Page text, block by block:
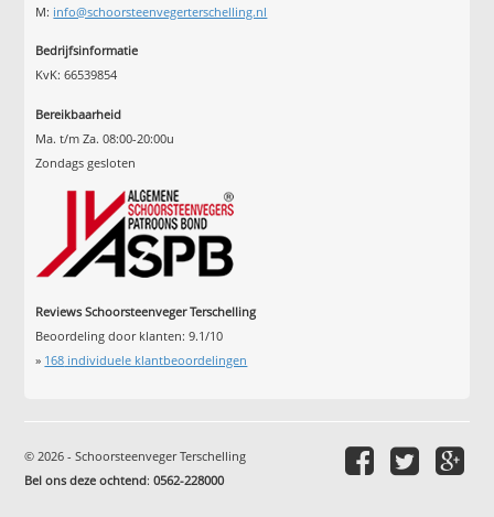
M: info@schoorsteenvegerterschelling.nl
Bedrijfsinformatie
KvK: 66539854
Bereikbaarheid
Ma. t/m Za. 08:00-20:00u
Zondags gesloten
Reviews Schoorsteenveger Terschelling
Beoordeling door klanten:9.1/10
» 168 individuele klantbeoordelingen
© 2026 - Schoorsteenveger Terschelling
Bel ons deze ochtend:0562-228000